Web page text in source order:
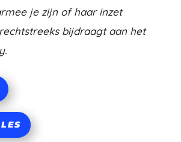
je zijn of haar inzet
bijdraagt aan het